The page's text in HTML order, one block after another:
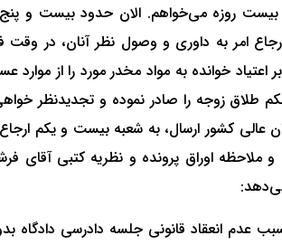
بیست روزه می‌خواهم. الان حدود بیست و
عالی کشور ارسال، به شعبه بیست و یکم
اوراق پرونده و نظریه کتبی آقای
سبب عدم انعقاد قانونی جلسه دادرسی